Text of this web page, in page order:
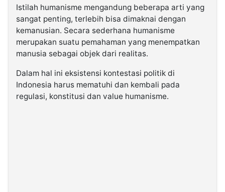
Istilah humanisme mengandung beberapa arti yang
sangat penting, terlebih bisa dimaknai dengan
kemanusian. Secara sederhana humanisme
merupakan suatu pemahaman yang menempatkan
manusia sebagai objek dari realitas.
Dalam hal ini eksistensi kontestasi politik di
Indonesia harus mematuhi dan kembali pada
regulasi, konstitusi dan value humanisme.